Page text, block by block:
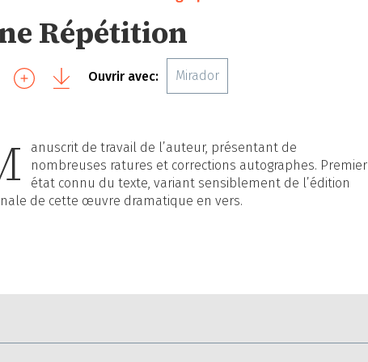
Répétition
Ouvrir avec: Mirador
anuscrit de travail de l’auteur, présentant de
nombreuses ratures et corrections autographes. Premier
état connu du texte, variant sensiblement de l’édition
de cette œuvre dramatique en vers.